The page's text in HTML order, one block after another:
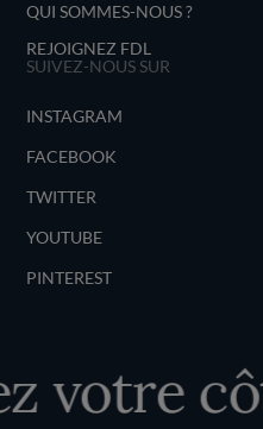
QUI SOMMES-NOUS ?
REJOIGNEZ FDL
SUIVEZ-NOUS SUR
INSTAGRAM
FACEBOOK
TWITTER
YOUTUBE
PINTEREST
votre